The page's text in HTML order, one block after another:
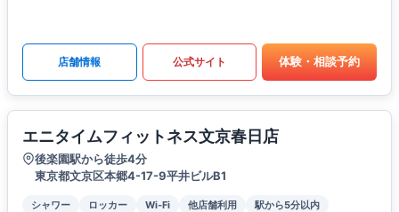
店舗情報 公式サイト 体験・相談予約
エニタイムフィットネス文京春日店
後楽園駅から徒歩4分
東京都文京区本郷4-17-9平井ビルB1
シャワー ロッカー Wi-Fi 他店舗利用 駅から5分以内